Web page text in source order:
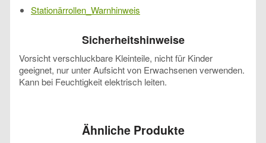
Stationärrollen_Warnhinweis
Sicherheitshinweise
Vorsicht verschluckbare Kleinteile, nicht für Kinder
geeignet, nur unter Aufsicht von Erwachsenen verwenden.
Kann bei Feuchtigkeit elektrisch leiten.
Ähnliche Produkte